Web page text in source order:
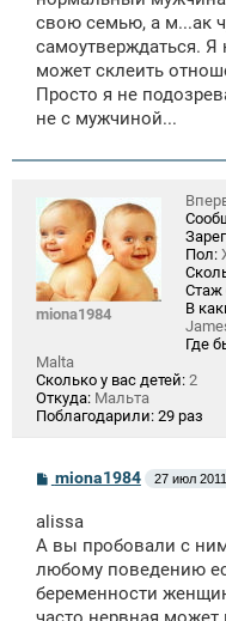
свою семью, а м...ак
самоутверждаться. Я
может склеить
Просто я не
не с мужчиной...
miona1984
Пол:
Стаж
В
Где
Malta
Сколько у вас детей: 2
Откуда: Мальта
Поблагодарили: 29 раз
С
о
б
щ
н
и
е
miona1984 27 июл
alissa
А вы пробовали с
любому поведению
беременности